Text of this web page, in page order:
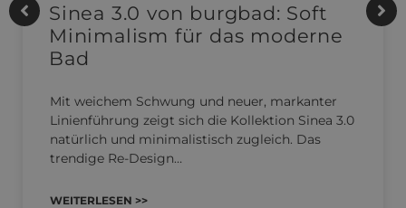
Sinea 3.0 von burgbad: Soft
Minimalism für das moderne
Bad
Mit weichem Schwung und neuer, markanter
Linienführung zeigt sich die Kollektion Sinea 3.0
natürlich und minimalistisch zugleich. Das
trendige Re-Design…
WEITERLESEN >>